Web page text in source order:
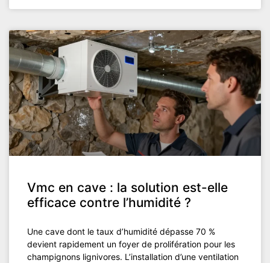
Vmc en cave : la solution est-elle
efficace contre l’humidité ?
Une cave dont le taux d’humidité dépasse 70 %
devient rapidement un foyer de prolifération pour les
champignons lignivores. L’installation d’une ventilation